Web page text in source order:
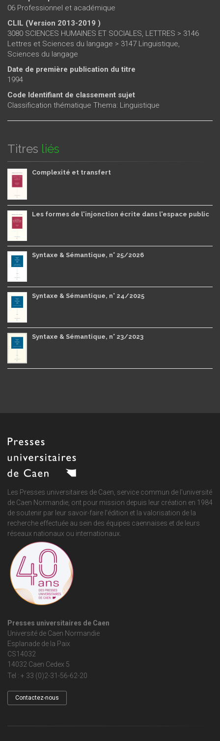
06 Professionnel et académique
CLIL (Version 2013-2019 )
3080 SCIENCES HUMAINES ET SOCIALES, LETTRES > 3146
Lettres et Sciences du langage > 3147 Linguistique,
Sciences du langage
Date de première publication du titre
1994
Code Identifiant de classement sujet
Classification thématique Thema: Linguistique
Titres liés
Complexité et transfert
Les formes de l'injonction écrite dans l'espace public
Syntaxe & Sémantique, n° 25/2026
Syntaxe & Sémantique, n° 24/2025
Syntaxe & Sémantique, n° 23/2023
Les Presses universitaires de Caen, service commun de l'université
de Caen Normandie, ont pour mission depuis leur création en 1984
de soutenir par leur savoir-faire l'édition et la valorisation de la
recherche effectuée au sein des équipes caennaises et de leurs
réseaux nationaux ou internationaux.
Presses universitaires de Caen
Université de Caen Normandie
Esplanade de la Paix
CS14032
14032 Caen Cedex 5
Tel : + 33 (0)2-31-56-62-20
Contactez-nous